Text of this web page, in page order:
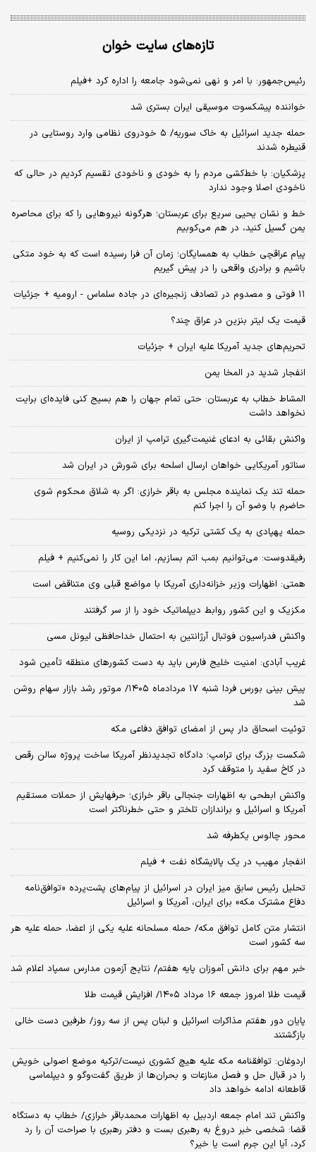
تازه‌های سایت خوان
رئیس‌جمهور: با امر و نهی نمی‌شود جامعه را اداره کرد +فیلم
خواننده پیشکسوت موسیقی ایران بستری شد
حمله جدید اسرائیل به خاک سوریه/ ۵ خودروی نظامی وارد روستایی در
قنیطره شدند
پزشکیان: با خط‌کشی مردم را به خودی و ناخودی تقسیم کردیم در حالی که
ناخودی اصلا وجود ندارد
خط و نشان یحیی سریع برای عربستان؛ هرگونه نیروهایی را که برای محاصره
یمن گسیل کنید، در هم می‌کوبیم
پیام عراقچی خطاب به همسایگان؛ زمان آن فرا رسیده است که به خود متکی
باشیم و برادری واقعی را در پیش گیریم
۱۱ فوتی و مصدوم در تصادف زنجیره‌ای در جاده سلماس - ارومیه + جزئیات
قیمت یک لیتر بنزین در عراق چند؟
تحریم‌های جدید آمریکا علیه ایران + جزئیات
انفجار شدید در المخا یمن
المشاط خطاب به عربستان: حتی تمام جهان را هم بسیج کنی فایده‌ای برایت
نخواهد داشت
واکنش بقائی به ادعای غنیمت‌گیری ترامپ از ایران
سناتور آمریکایی خواهان ارسال اسلحه برای شورش در ایران شد
حمله تند یک نماینده مجلس به باقر خرازی: اگر به شلاق محکوم شوی
حاضرم با وضو آن را اجرا کنم
حمله پهپادی به یک کشتی ترکیه در نزدیکی روسیه
رفیقدوست: می‌توانیم بمب اتم بسازیم، اما این کار را نمی‌کنیم + فیلم
همتی: اظهارات وزیر خزانه‌داری آمریکا با مواضع قبلی وی متناقض است
مکزیک و این کشور روابط دیپلماتیک خود را از سر گرفتند
واکنش فدراسیون فوتبال آرژانتین به احتمال خداحافظی لیونل مسی
غریب آبادی: امنیت خلیج فارس باید به دست کشورهای منطقه تأمین شود
پیش بینی بورس فردا شنبه ۱۷ مردادماه ۱۴۰۵/ موتور رشد بازار سهام روشن
شد
توئیت اسحاق دار پس از امضای توافق دفاعی مکه
شکست بزرگ برای ترامپ؛ دادگاه تجدیدنظر آمریکا ساخت پروژه سالن رقص
در کاخ سفید را متوقف کرد
واکنش ابطحی به اظهارات جنجالی باقر خرازی؛ حرفهایش از حملات مستقیم
آمریکا و اسرائیل و براندازان تلختر و حتی خطرناکتر است
محور چالوس یکطرفه شد
انفجار مهیب در یک پالایشگاه نفت + فیلم
تحلیل رئیس سابق میز ایران در اسرائیل از پیام‌های پشت‌پرده «توافق‌نامه
دفاع مشترک مکه» برای ایران، آمریکا و اسرائیل
انتشار متن کامل توافق مکه/ حمله مسلحانه علیه یکی از اعضا، حمله علیه هر
سه کشور است
خبر مهم برای دانش آموزان پایه هفتم/ نتایج آزمون مدارس سمپاد اعلام شد
قیمت طلا امروز جمعه ۱۶ مرداد ۱۴۰۵/ افزایش قیمت طلا
پایان دور هفتم مذاکرات اسرائیل و لبنان پس از سه روز/ طرفین دست خالی
بازگشتند
اردوغان: توافقنامه مکه علیه هیچ کشوری نیست/ترکیه موضع اصولی خویش
را در قبال حل و فصل منازعات و بحران‌ها از طریق گفت‌وگو و دیپلماسی
قاطعانه ادامه خواهد داد
واکنش تند امام جمعه اردبیل به اظهارات محمدباقر خرازی/ خطاب به دستگاه
قضا: شخصی خبر دروغ به رهبری بست و دفتر رهبری با صراحت آن را رد
کرد، آیا این جرم است یا خیر؟